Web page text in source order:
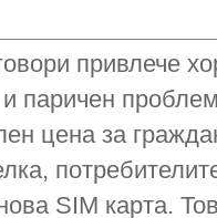
привлече
паричен
цена за
SIM карта.